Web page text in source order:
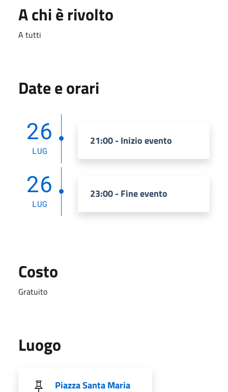
A chi è rivolto
A tutti
Date e orari
26
LUG
21:00 - Inizio evento
26
LUG
23:00 - Fine evento
Costo
Gratuito
Luogo
Piazza Santa Maria